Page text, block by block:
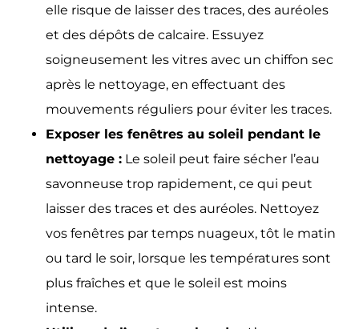
elle risque de laisser des traces, des auréoles
et des dépôts de calcaire. Essuyez
soigneusement les vitres avec un chiffon sec
après le nettoyage, en effectuant des
mouvements réguliers pour éviter les traces.
Exposer les fenêtres au soleil pendant le
nettoyage :Le soleil peut faire sécher l’eau
savonneuse trop rapidement, ce qui peut
laisser des traces et des auréoles. Nettoyez
vos fenêtres par temps nuageux, tôt le matin
ou tard le soir, lorsque les températures sont
plus fraîches et que le soleil est moins
intense.